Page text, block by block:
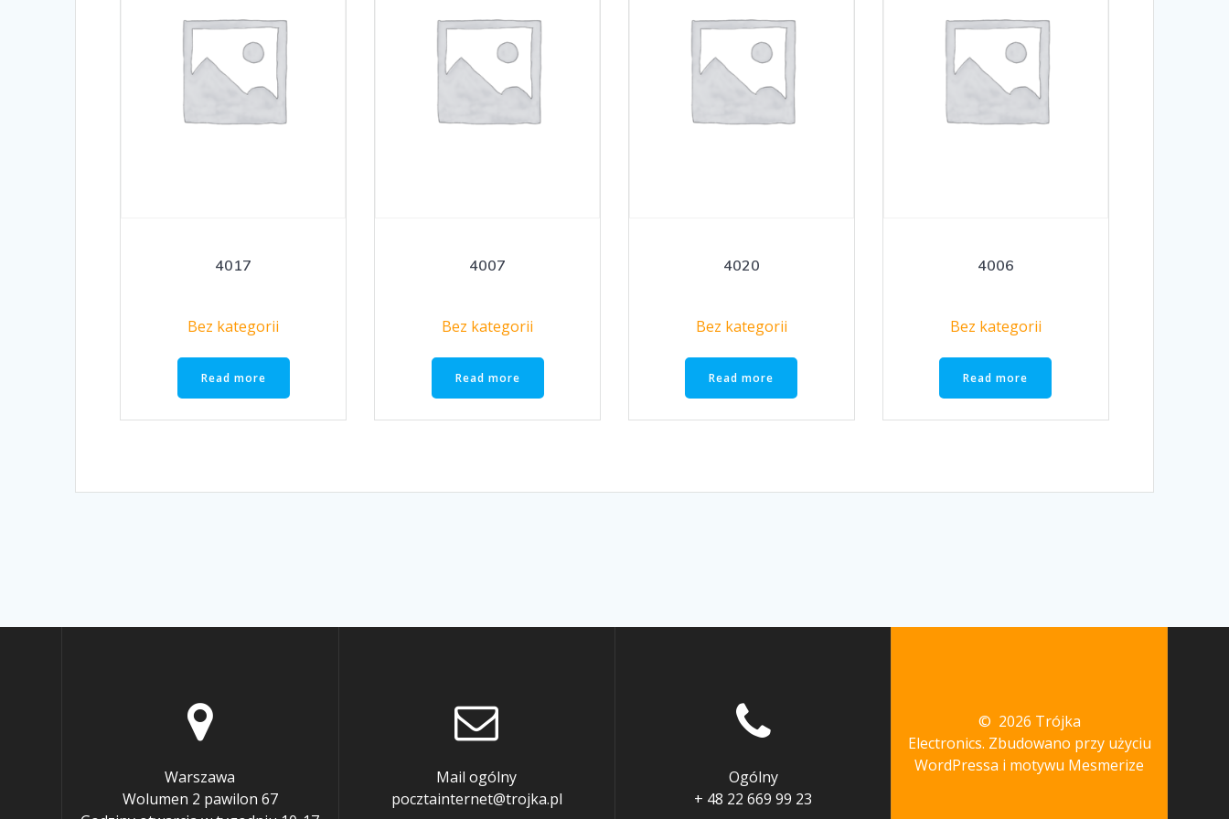
4017
Bez kategorii
Read more
4007
Bez kategorii
Read more
4020
Bez kategorii
Read more
4006
Bez kategorii
Read more
Warszawa
Wolumen 2 pawilon 67
Mail ogólny
pocztainternet@trojka.pl
Ogólny
+ 48 22 669 99 23
© 2026 Trójka
Electronics. Zbudowano przy użyciu
WordPressa i motywu Mesmerize